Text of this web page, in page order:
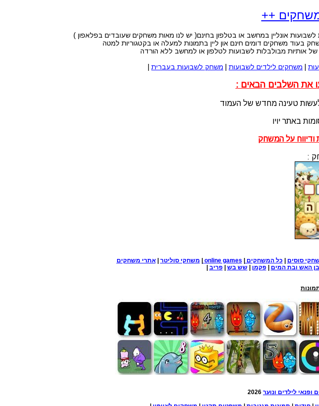
משחקים ++
אונליין במחשב או בטלפון בחינם( יש לנו מאות משחקים שעובדים בפלאפון )
בעוד משחקים דומים חינם און ליין בתמונות למעלה או בקטגוריות למטה
של אותיות מבולבלות לשבועות לטלפון או למחשב ללא הורדה
משחקים לילדים לשבועות משחק לשבועות בעברית
את השלבים הבאים :
על המשחק
:
סוסים כל המשחקים online games משחקי סוליטר |אתרי משחקים
בן האש ובת המים |פקמן |שש בש |פריב
ופנאי לילדים ונוער